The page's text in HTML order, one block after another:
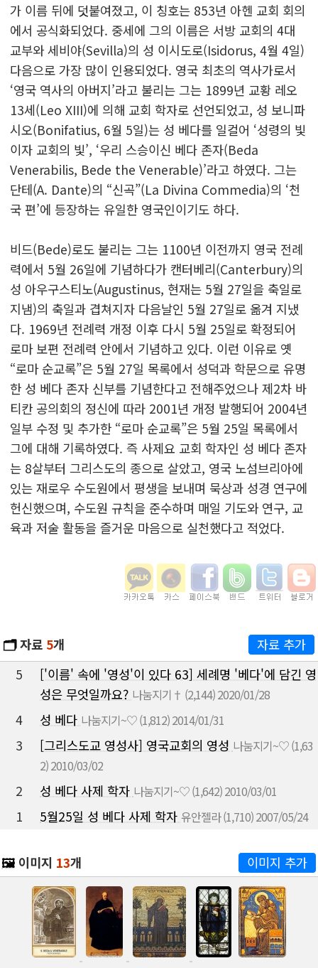
가 이름 뒤에 덧붙여졌고, 이 칭호는 853년 아헨 교회 회의
에서 공식화되었다. 중세에 그의 이름은 서방 교회의 4대
교부와 세비야(Sevilla)의 성 이시도로(Isidorus, 4월 4일)
다음으로 가장 많이 인용되었다. 영국 최초의 역사가로서
‘영국 역사의 아버지’라고 불리는 그는 1899년 교황 레오
13세(Leo XIII)에 의해 교회 학자로 선언되었고, 성 보니파
시오(Bonifatius, 6월 5일)는 성 베다를 일컬어 ‘성령의 빛
이자 교회의 빛’, ‘우리 스승이신 베다 존자(Beda
Venerabilis, Bede the Venerable)’라고 하였다. 그는
단테(A. Dante)의 “신곡”(La Divina Commedia)의 ‘천
국 편’에 등장하는 유일한 영국인이기도 하다.
비드(Bede)로도 불리는 그는 1100년 이전까지 영국 전례
력에서 5월 26일에 기념하다가 캔터베리(Canterbury)의
성 아우구스티노(Augustinus, 현재는 5월 27일을 축일로
지냄)의 축일과 겹쳐지자 다음날인 5월 27일로 옮겨 지냈
다. 1969년 전례력 개정 이후 다시 5월 25일로 확정되어
로마 보편 전례력 안에서 기념하고 있다. 이런 이유로 옛
“로마 순교록”은 5월 27일 목록에서 성덕과 학문으로 유명
한 성 베다 존자 신부를 기념한다고 전해주었으나 제2차 바
티칸 공의회의 정신에 따라 2001년 개정 발행되어 2004년
일부 수정 및 추가한 “로마 순교록”은 5월 25일 목록에서
그에 대해 기록하였다. 즉 사제요 교회 학자인 성 베다 존자
는 8살부터 그리스도의 종으로 살았고, 영국 노섬브리아에
있는 재로우 수도원에서 평생을 보내며 묵상과 성경 연구에
헌신했으며, 수도원 규칙을 준수하며 매일 기도와 연구, 교
육과 저술 활동을 즐거운 마음으로 실천했다고 적었다.
🗂️자료 5개
자료 추가
5
['이름' 속에 '영성'이 있다 63] 세례명 '베다'에 담긴 영
성은 무엇일까요? 나눔지기† (2,144)2020/01/28
4 성 베다 나눔지기~♡(1,812)2014/01/31
3 [그리스도교 영성사] 영국교회의 영성 나눔지기~♡(1,63
2)2010/03/02
2 성 베다 사제 학자 나눔지기~♡(1,642)2010/03/01
1 5월25일 성 베다 사제 학자 유안젤라(1,710)2007/05/24
🖼️ 이미지 13개 이미지 추가